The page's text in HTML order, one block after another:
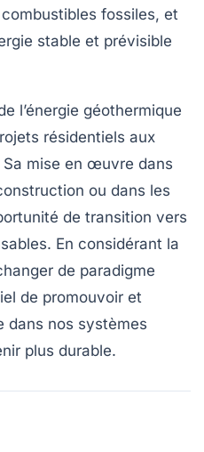
fossiles, et
stable et prévisible
l’énergie géothermique
résidentiels aux
mise en œuvre dans
ou dans les
de transition vers
. En considérant la
de paradigme
de promouvoir et
dans nos systèmes
plus durable.